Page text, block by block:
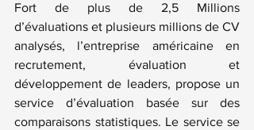
Fort de plus de 2,5 Millions
d’évaluations et plusieurs millions de CV
analysés, l’entreprise américaine en
recrutement, évaluation et
développement de leaders, propose un
service d’évaluation basée sur des
comparaisons statistiques. Le service se